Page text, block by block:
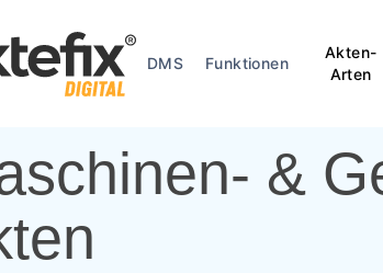
DMS Funktionen
Akten-
Arten
&